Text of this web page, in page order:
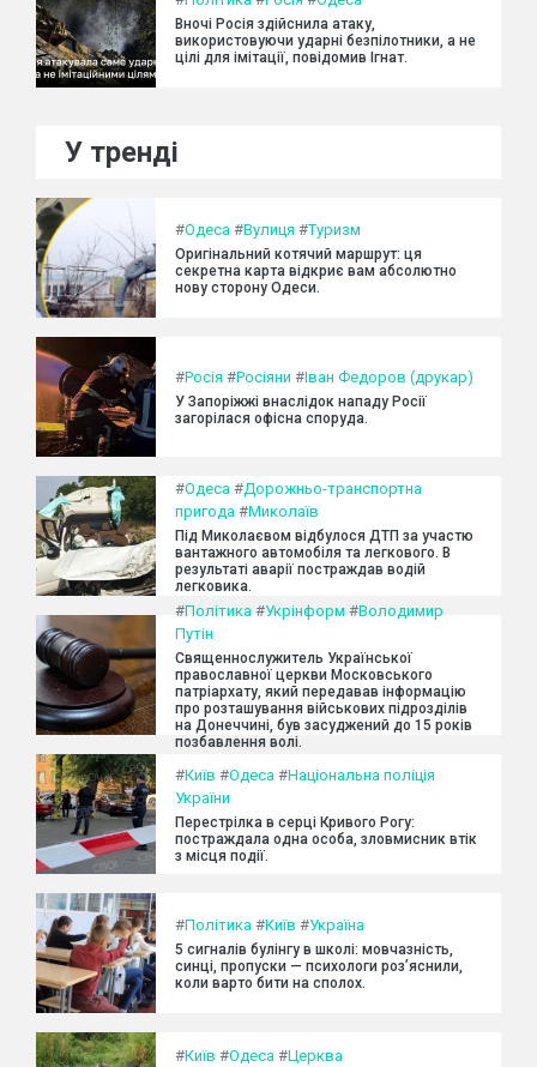
Вночі Росія здійснила атаку,
використовуючи ударні безпілотники, а не
цілі для імітації, повідомив Ігнат.
У тренді
#Одеса #Вулиця #Туризм
Оригінальний котячий маршрут: ця
секретна карта відкриє вам абсолютно
нову сторону Одеси.
#Росія #Росіяни #Іван Федоров (друкар)
У Запоріжжі внаслідок нападу Росії
загорілася офісна споруда.
#Одеса #Дорожньо-транспортна
пригода #Миколаїв
Під Миколаєвом відбулося ДТП за участю
вантажного автомобіля та легкового. В
результаті аварії постраждав водій
легковика.
#Політика #Укрінформ #Володимир
Путін
Священнослужитель Української
православної церкви Московського
патріархату, який передавав інформацію
про розташування військових підрозділів
на Донеччині, був засуджений до 15 років
позбавлення волі.
#Київ #Одеса #Національна поліція
України
Перестрілка в серці Кривого Рогу:
постраждала одна особа, зловмисник втік
з місця події.
#Політика #Київ #Україна
5 сигналів булінгу в школі: мовчазність,
синці, пропуски — психологи роз’яснили,
коли варто бити на сполох.
#Київ #Одеса #Церква